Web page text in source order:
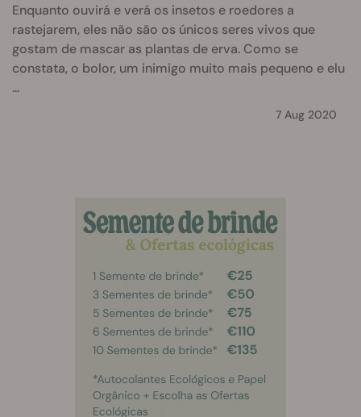
Enquanto ouvirá e verá os insetos e roedores a
rastejarem, eles não são os únicos seres vivos que
gostam de mascar as plantas de erva. Como se
constata, o bolor, um inimigo muito mais pequeno e elu
...
7 Aug 2020